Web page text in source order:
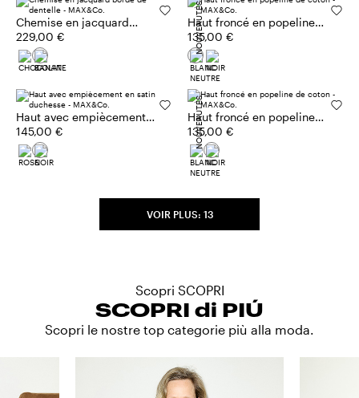
Chemise en jacquard
bordé de dentelle
229,00 €
Haut froncé en popeline
de coton
135,00 €
NOUVEAUTÉS
Haut avec empiècement
en satin duchesse
145,00 €
Haut froncé en popeline
de coton
135,00 €
NOUVEAUTÉS
VOIR PLUS: 13
Scopri SCOPRI
SCOPRI di PIÚ
Scopri le nostre top categorie più alla moda.